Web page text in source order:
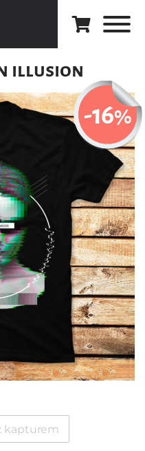
illusion
-16%
kapturem